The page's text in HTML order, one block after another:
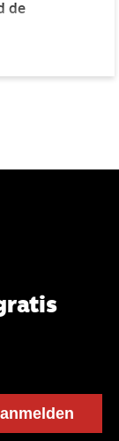
de